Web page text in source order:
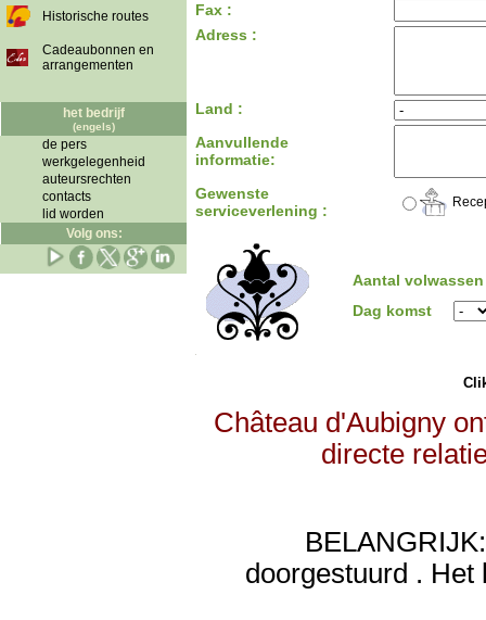
Historische routes
Cadeaubonnen en
arrangementen
het bedrijf
(engels)
de pers
werkgelegenheid
auteursrechten
contacts
lid worden
Volg ons:
Fax :
Adress :
Land :
Aanvullende
informatie:
Gewenste
serviceverlening :
Aantal
Dag komst
Château d'Aubigny
directe
doorgestuurd . Het